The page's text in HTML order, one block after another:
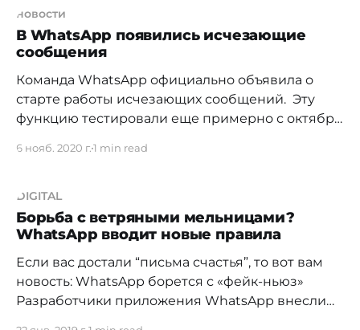
в приложении WhatsApp Business с каталогом
товаров или услуг. Однако в магазине можно
только смотреть, но не покупать товары. Кнопка
«Магазин» появилась
новости
В WhatsApp появились исчезающие
сообщения
Команда WhatsApp официально объявила о
старте работы исчезающих сообщений. Эту
функцию тестировали еще примерно с октября
сможет только администратор. По словам
компании, функция станет доступна всем в
ближайший месяц. «Наша цель – сделать
общение
6 нояб. 2020 г.1 min read
DIGITAL
Борьба с ветряными мельницами?
WhatsApp вводит новые правила
Если вас достали “письма счастья”, то вот вам
новость: WhatsApp борется с «фейк-ньюз»
Разработчики приложения WhatsApp внесли